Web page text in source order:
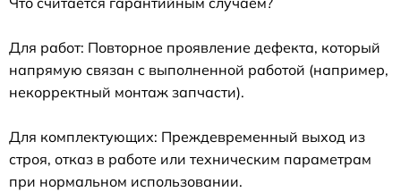
Для работ: Повторное проявление дефекта, который
напрямую связан с выполненной работой (например,
некорректный монтаж запчасти).
Для комплектующих: Преждевременный выход из
строя, отказ в работе или техническим параметрам
при нормальном использовании.